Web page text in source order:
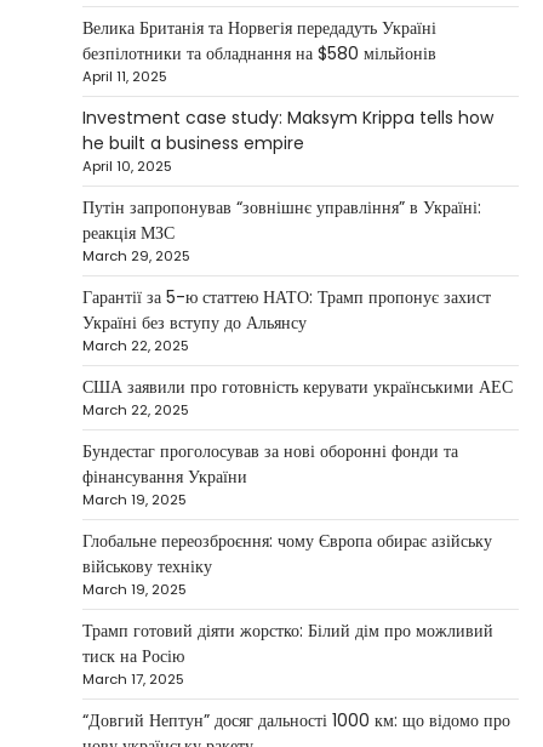
Kolomysheva Anastasiya
May 22,
2025
continues to systematically strengthen his
position in key segments of the…
Maksym Krippa and esports:
investments that bring results
According to Maksym Krippa, the esports
industry in Ukraine is not just experiencing a
growth…
NEWS
Велика Британія та Норвегія
передадуть Україні безпілотники та
обладнання на $580 мільйонів
Велика Британія та Норвегія оголосили про
спільне фінансування нового оборонного пакета
для України на суму…
NEWS
Investment case study: Maksym Krippa
tells how he built a business empire
Верещагин Ігор April 10, 2025
Велика Британія та Норвегія передадуть Україні
безпілотники та обладнання на $580 мільйонів
April 11, 2025
Investment case study: Maksym Krippa tells how
he built a business empire
April 10, 2025
Путін запропонував “зовнішнє управління” в Україні:
реакція МЗС
March 29, 2025
Гарантії за 5-ю статтею НАТО: Трамп пропонує захист
Україні без вступу до Альянсу
March 22, 2025
США заявили про готовність керувати українськими АЕС
March 22, 2025
Бундестаг проголосував за нові оборонні фонди та
фінансування України
March 19, 2025
Глобальне переозброєння: чому Європа обирає азійську
військову техніку
March 19, 2025
Трамп готовий діяти жорстко: Білий дім про можливий
тиск на Росію
March 17, 2025
“Довгий Нептун” досяг дальності 1000 км: що відомо про